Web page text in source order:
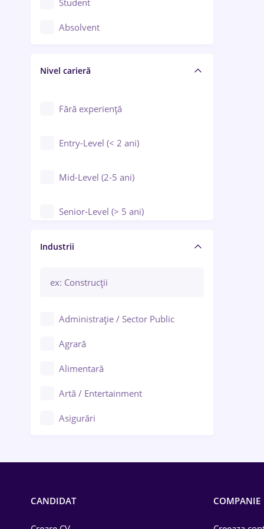
Controlul calității
Educație / Training / Arte
Student
Absolvent
Nivel carieră
Fără experiență
Entry-Level (< 2 ani)
Mid-Level (2-5 ani)
Senior-Level (> 5 ani)
Manager / Executiv
Industrii
Administrație / Sector Public
Agrară
Alimentară
Artă / Entertainment
Asigurări
CANDIDAT COMPANIE